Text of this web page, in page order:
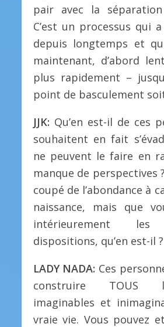
pair avec la
C’est un processus qui
depuis longtemps et
maintenant, d’abord
plus rapidement –
point de basculement
JJK: Qu’en est-il de ces
souhaitent en fait
ne peuvent le faire en
manque de perspectives
coupé de l’abondance à
naissance, mais que
intérieurement les
dispositions, qu’en est-il ?
LADY NADA: Ces
construire TOUS
imaginables et
vraie vie. Vous pouvez